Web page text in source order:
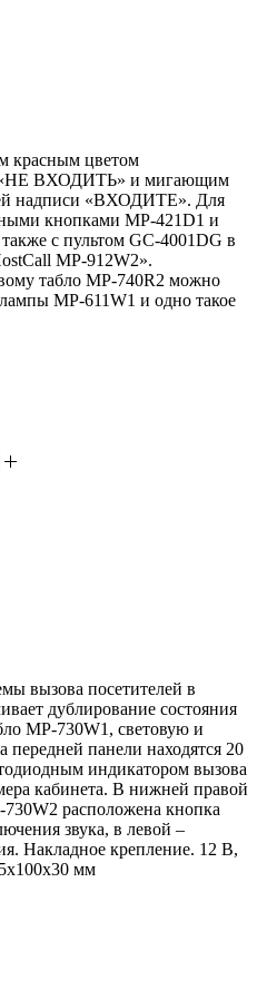
красным цветом
«НЕ ВХОДИТЬ» и мигающим
надписи «ВХОДИТЕ». Для
кнопками MP-421D1 и
с пультом GC-4001DG в
MP-912W2».
табло MP-740R2 можно
MP-611W1 и одно такое
вызова посетителей в
дублирование состояния
MP-730W1, световую и
панели находятся 20
индикатором вызова
кабинета. В нижней правой
расположена кнопка
звука, в левой –
Накладное крепление. 12 В,
мм